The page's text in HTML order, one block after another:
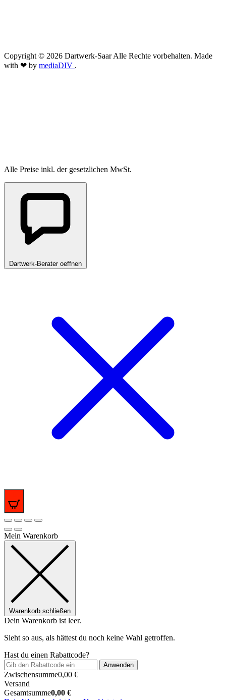
Copyright © 2026 Dartwerk-Saar Alle Rechte vorbehalten. Made
with ❤ by mediaDIV .
Alle Preise inkl. der gesetzlichen MwSt.
Dartwerk-Berater oeffnen
Mein Warenkorb
Warenkorb schließen
Dein Warenkorb ist leer.
Sieht so aus, als hättest du noch keine Wahl getroffen.
Hast du einen Rabattcode?
Anwenden
Zwischensumme0,00 €
Versand
Gesamtsumme0,00 €